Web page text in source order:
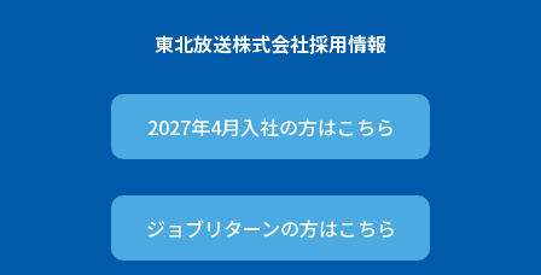
東北放送株式会社採用情報
2027年4月入社の方はこちら
ジョブリターンの方はこちら